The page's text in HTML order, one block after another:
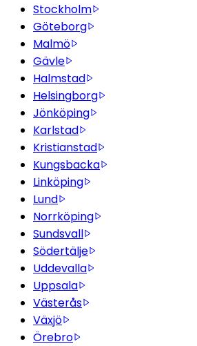
Stockholm
Göteborg
Malmö
Gävle
Halmstad
Helsingborg
Jönköping
Karlstad
Kristianstad
Kungsbacka
Linköping
Lund
Norrköping
Sundsvall
Södertälje
Uddevalla
Uppsala
Västerås
Växjö
Örebro